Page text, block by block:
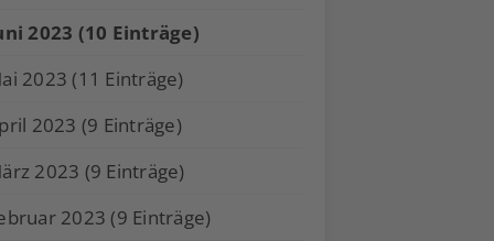
2023 (10 Einträge)
2023 (11 Einträge)
2023 (9 Einträge)
2023 (9 Einträge)
2023 (9 Einträge)